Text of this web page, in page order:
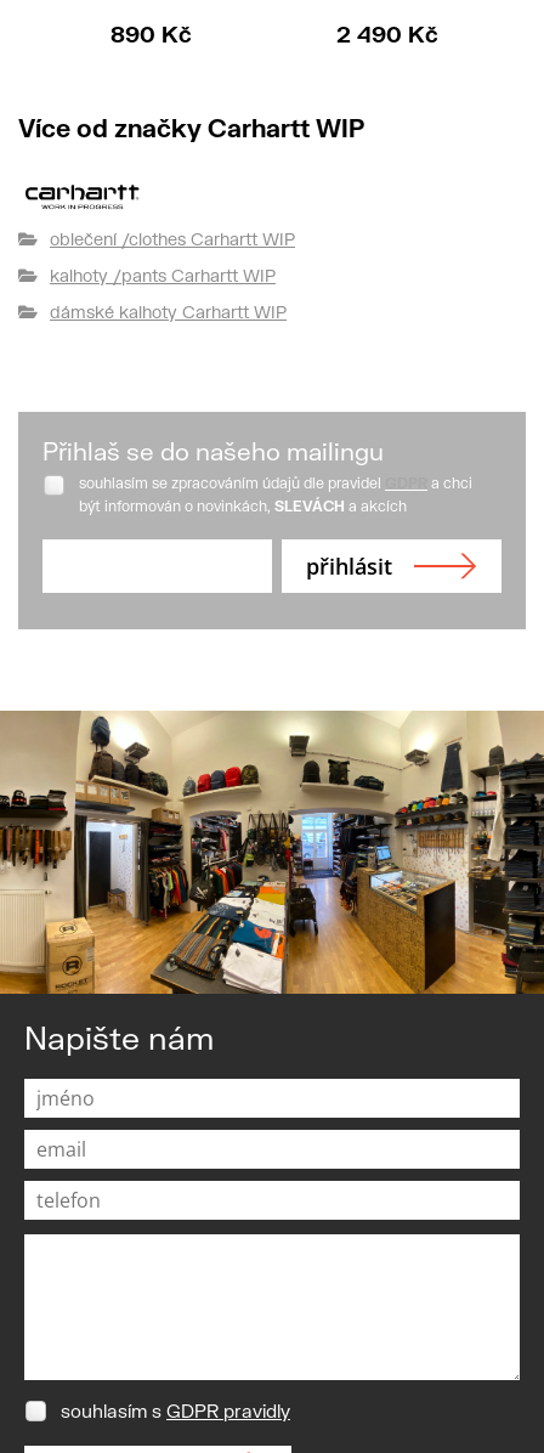
890 Kč 2 490 Kč
Více od značky Carhartt WIP
oblečení /clothes Carhartt WIP
kalhoty /pants Carhartt WIP
dámské kalhoty Carhartt WIP
Přihlaš se do našeho mailingu
souhlasím se zpracováním údajů dle pravidel
a chci
být informován o novinkách, SLEVÁCH a akcích
Napište nám
souhlasím s GDPR pravidly